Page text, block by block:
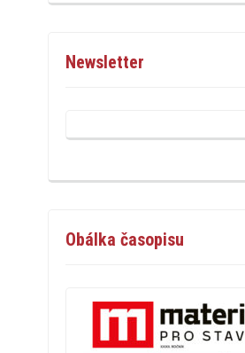
Newsletter
Obálka časopisu